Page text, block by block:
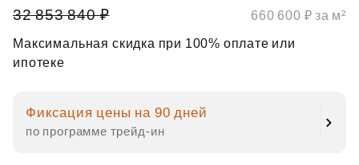
32 853 840 ₽
Максимальная скидка при 100% оплате или
ипотеке
Фиксация цены на 90 дней
по программе трейд‑ин
660 600 ₽ за м²